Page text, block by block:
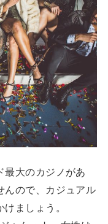
最大のカジノがあ
んので、カジュアル
ましょう。